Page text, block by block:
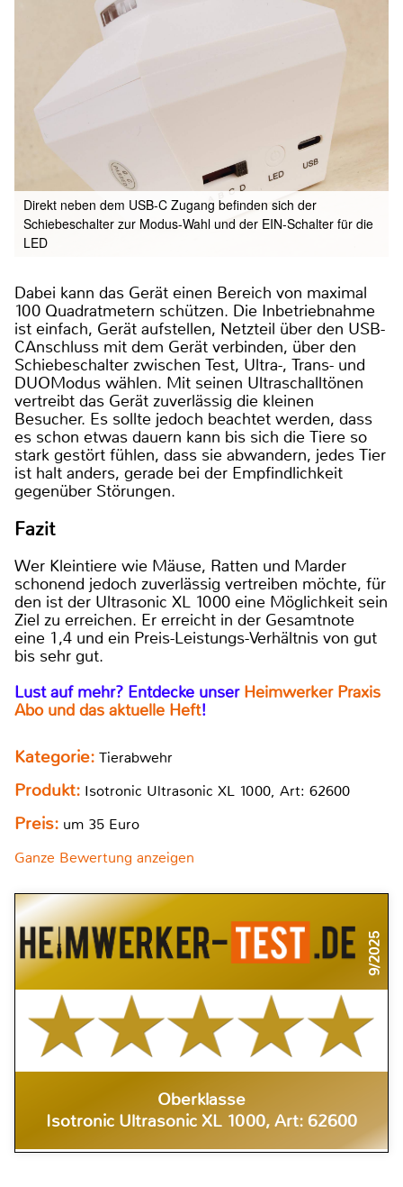
Direkt neben dem USB-C Zugang befinden sich der
Schiebeschalter zur Modus-Wahl und der EIN-Schalter für die
LED
Dabei kann das Gerät einen Bereich von maximal
100 Quadratmetern schützen. Die Inbetriebnahme
ist einfach, Gerät aufstellen, Netzteil über den USB-
CAnschluss mit dem Gerät verbinden, über den
Schiebeschalter zwischen Test, Ultra-, Trans- und
DUOModus wählen. Mit seinen Ultraschalltönen
vertreibt das Gerät zuverlässig die kleinen
Besucher. Es sollte jedoch beachtet werden, dass
es schon etwas dauern kann bis sich die Tiere so
stark gestört fühlen, dass sie abwandern, jedes Tier
ist halt anders, gerade bei der Empfindlichkeit
gegenüber Störungen.
Fazit
Wer Kleintiere wie Mäuse, Ratten und Marder
schonend jedoch zuverlässig vertreiben möchte, für
den ist der Ultrasonic XL 1000 eine Möglichkeit sein
Ziel zu erreichen. Er erreicht in der Gesamtnote
eine 1,4 und ein Preis-Leistungs-Verhältnis von gut
bis sehr gut.
Lust auf mehr? Entdecke unser Heimwerker Praxis
Abo und das aktuelle Heft!
Kategorie: Tierabwehr
Produkt: Isotronic Ultrasonic XL 1000, Art: 62600
Preis: um 35 Euro
Ganze Bewertung anzeigen
9/2025
Oberklasse
Isotronic Ultrasonic XL 1000, Art: 62600